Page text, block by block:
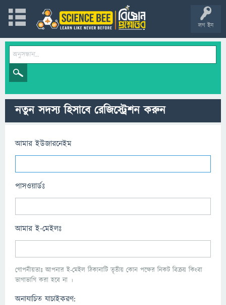
লগ ইন
নতুন সদস্য হিসাবে রেজিস্ট্রেশন করুন
আমার ইউজারনেইম
পাসওয়ার্ডঃ
আমার ই-মেইলঃ
গোপনীয়তাঃ আপনার ই-মেইল ঠিকানাটি তৃতীয় কোন পক্ষের নিকট বিক্রয় কিংবা
ভাগাভাগি করা হবে না ।
অনাযাচিত যাচাইকরণ: